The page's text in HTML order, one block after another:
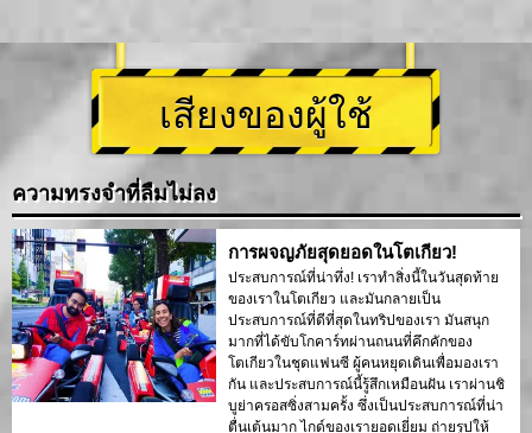
เสียงของผู้ใช้
ความทรงจำที่ลืมไม่ลง
การผจญภัยสุดยอดในโตเกียว!
ประสบการณ์ที่น่าทึ่ง! เราทำสิ่งนี้ในวันสุดท้าย
ของเราในโตเกียว และมันกลายเป็น
ประสบการณ์ที่ดีที่สุดในทริปของเรา มันสนุก
มากที่ได้ขับโกคาร์ทผ่านถนนที่คึกคักของ
โตเกียวในชุดแฟนซี ผู้คนหยุดเดินเพื่อมองเรา
กัน และประสบการณ์นี้รู้สึกเหมือนฝัน เราผ่านชิ
บูย่าครอสซิ่งสามครั้ง ซึ่งเป็นประสบการณ์ที่น่า
ตื่นเต้นมาก ไกด์ของเรายอดเยี่ยม ถ่ายรูปให้